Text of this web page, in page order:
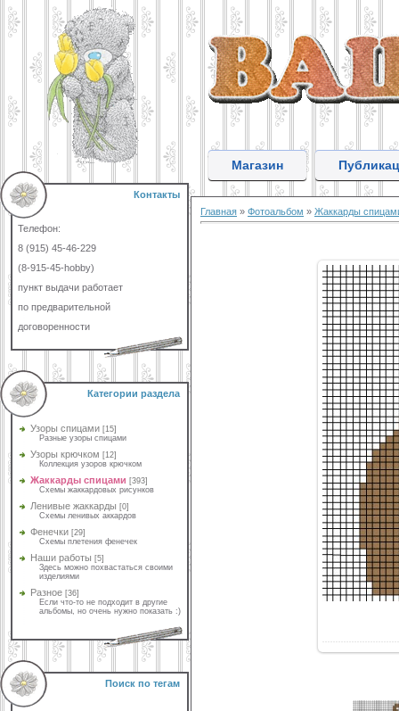
Контакты
Телефон:
8 (915) 45-46-229
(8-915-45-hobby)
пункт выдачи работает
по предварительной
договоренности
Категории раздела
Узоры спицами [15]
Разные узоры спицами
Узоры крючком [12]
Коллекция узоров крючком
Жаккарды спицами [393]
Схемы жаккардовых рисунков
Ленивые жаккарды [0]
Схемы ленивых аккардов
Фенечки [29]
Схемы плетения фенечек
Наши работы [5]
Здесь можно похвастаться своими
изделиями
Разное [36]
Если что-то не подходит в другие
альбомы, но очень нужно показать :)
Поиск по тегам
Магазин
Главная » Фотоальбом » Жаккарды